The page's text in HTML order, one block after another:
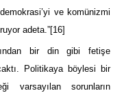
ve komünizmi
adeta.”[16]
bir din gibi fetişe
Politikaya böylesi bir
varsayılan sorunların